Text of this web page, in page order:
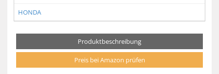
HONDA
Produktbeschreibung
Preis bei Amazon prüfen